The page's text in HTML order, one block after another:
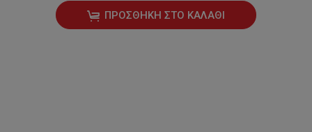
ΠΡΟΣΘΉΚΗ ΣΤΟ ΚΑΛΆΘΙ